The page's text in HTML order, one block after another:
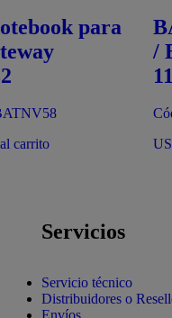
para
carrito
/
Servicios
Servicio técnico
Distribuidores o